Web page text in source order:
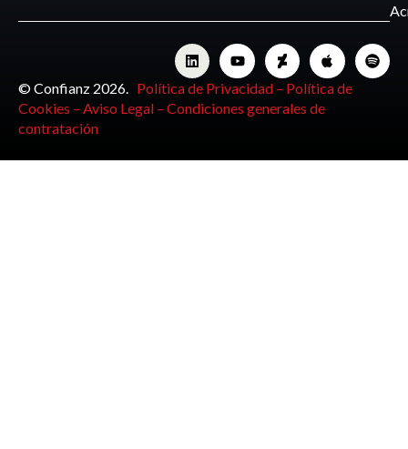
© Confianz 2026. Política de Privacidad – Política de
Cookies – Aviso Legal – Condiciones generales de
contratación